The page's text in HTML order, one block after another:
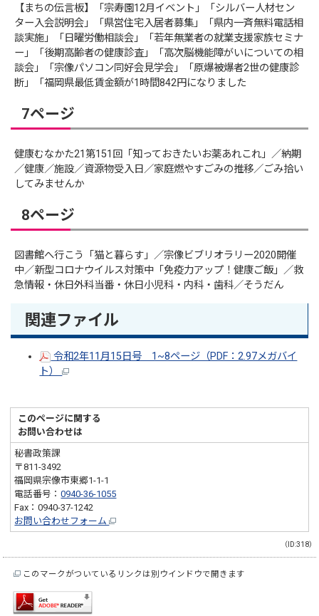
【まちの伝言板】「宗寿園12月イベント」「シルバー人材セン
ター入会説明会」「県営住宅入居者募集」「県内一斉無料電話相
談実施」「日曜労働相談会」「若年無業者の就業支援家族セミナ
ー」「後期高齢者の健康診査」「高次脳機能障がいについての相
談会」「宗像パソコン同好会見学会」「原爆被爆者2世の健康診
断」「福岡県最低賃金額が1時間842円になりました
7ページ
健康むなかた21第151回「知っておきたいお薬あれこれ」／納期
／健康／施設／資源物受入日／家庭燃やすごみの推移／ごみ拾い
してみませんか
8ページ
図書館へ行こう「猫と暮らす」／宗像ビブリオラリー2020開催
中／新型コロナウイルス対策中「免疫力アップ！健康ご飯」／救
急情報・休日外科当番・休日小児科・内科・歯科／そうだん
関連ファイル
令和2年11月15日号 1~8ページ（PDF：2.97メガバイ
ト）
このページに関する
お問い合わせは
秘書政策課
〒811-3492
福岡県宗像市東郷1-1-1
電話番号：0940-36-1055
Fax：0940-37-1242
お問い合わせフォーム
（ID:318）
このマークがついているリンクは別ウインドウで開きます